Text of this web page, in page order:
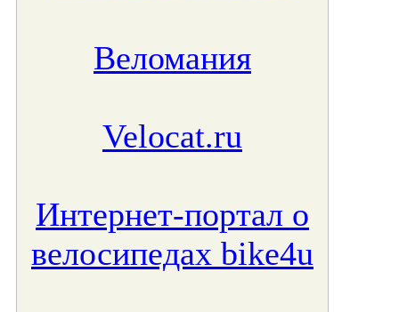
Веломания
Velocat.ru
Интернет-портал о
велосипедах bike4u